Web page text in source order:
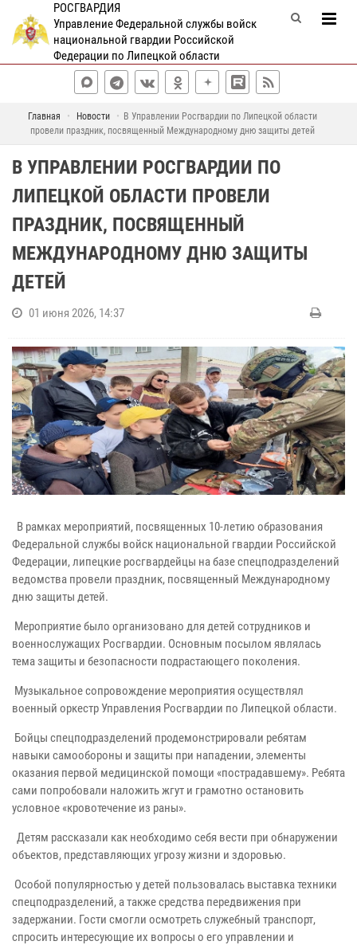
РОСГВАРДИЯ
Управление Федеральной службы войск
национальной гвардии Российской
Федерации по Липецкой области
Главная Новости
В Управлении Росгвардии по Липецкой области
провели праздник, посвященный Международному дню защиты детей
В УПРАВЛЕНИИ РОСГВАРДИИ ПО
ЛИПЕЦКОЙ ОБЛАСТИ ПРОВЕЛИ
ПРАЗДНИК, ПОСВЯЩЕННЫЙ
МЕЖДУНАРОДНОМУ ДНЮ ЗАЩИТЫ
ДЕТЕЙ
01 июня 2026, 14:37
В рамках мероприятий, посвященных 10-летию образования
Федеральной службы войск национальной гвардии Российской
Федерации, липецкие росгвардейцы на базе спецподразделений
ведомства провели праздник, посвященный Международному
дню защиты детей.
Мероприятие было организовано для детей сотрудников и
военнослужащих Росгвардии. Основным посылом являлась
тема защиты и безопасности подрастающего поколения.
Музыкальное сопровождение мероприятия осуществлял
военный оркестр Управления Росгвардии по Липецкой области.
Бойцы спецподразделений продемонстрировали ребятам
навыки самообороны и защиты при нападении, элементы
оказания первой медицинской помощи «пострадавшему». Ребята
сами попробовали наложить жгут и грамотно остановить
условное «кровотечение из раны».
Детям рассказали как необходимо себя вести при обнаружении
объектов, представляющих угрозу жизни и здоровью.
Особой популярностью у детей пользовалась выставка техники
спецподразделений, а также средства передвижения при
задержании. Гости смогли осмотреть служебный транспорт,
спросить интересующие их вопросы о его управлении и